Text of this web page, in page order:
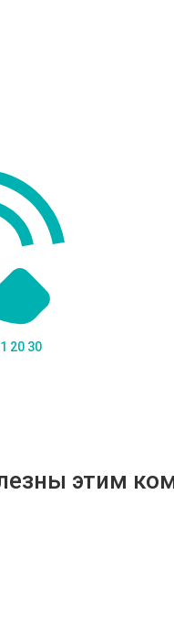
20 30
этим